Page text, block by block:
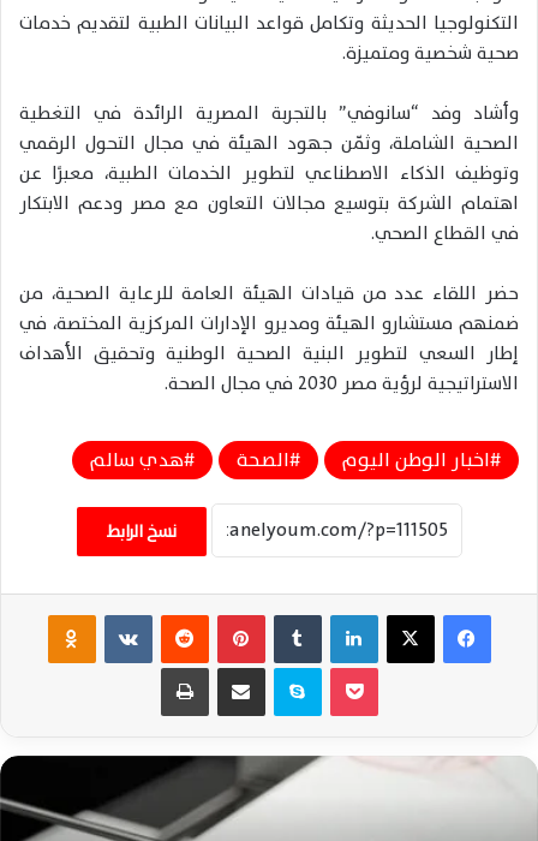
التكنولوجيا الحديثة وتكامل قواعد البيانات الطبية لتقديم خدمات
صحية شخصية ومتميزة.
وأشاد وفد “سانوفي” بالتجربة المصرية الرائدة في التغطية
الصحية الشاملة، وثمّن جهود الهيئة في مجال التحول الرقمي
وتوظيف الذكاء الاصطناعي لتطوير الخدمات الطبية، معبرًا عن
اهتمام الشركة بتوسيع مجالات التعاون مع مصر ودعم الابتكار
في القطاع الصحي.
حضر اللقاء عدد من قيادات الهيئة العامة للرعاية الصحية، من
ضمنهم مستشارو الهيئة ومديرو الإدارات المركزية المختصة، في
إطار السعي لتطوير البنية الصحية الوطنية وتحقيق الأهداف
الاستراتيجية لرؤية مصر 2030 في مجال الصحة.
اخبار الوطن اليوم الصحة هدي سالم
نسخ الرابط
فيسبوك ‫X لينكدإن بينتيريست ‏VKontakte
سكايب مشاركة عبر البريد طباعة